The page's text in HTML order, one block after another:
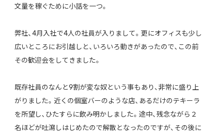
文量を稼ぐために小話を一つ。
弊社、4月入社で4人の社員が入りまして。更にオフィスも少し
広いところにお引越しと、いろいろ動きがあったので、この前
その歓迎会をしてきました。
既存社員のなんと9割が変な奴という事もあり、非常に盛り上
がりました。近くの個室バーのような店、あるだけのテキーラ
を所望し、ひたすらに飲み明かしました。途中、残念ながら２
名ほどが吐瀉しはじめたので解散となったのですが、その後に